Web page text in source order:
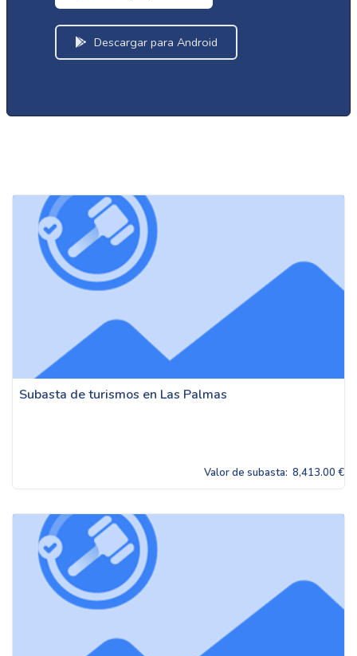
Descargar para Android
Subasta de turismos en Las Palmas
Valor de subasta: 8,413.00 €